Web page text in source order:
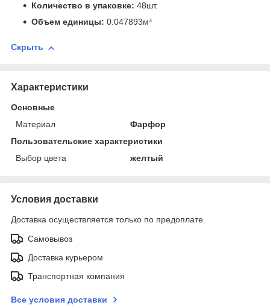
Количество в упаковке: 48шт.
Объем единицы: 0.047893м³
Скрыть
Характеристики
Основные
Материал
Фарфор
Пользовательские характеристики
Выбор цвета
желтый
Условия доставки
Доставка осуществляется только по предоплате.
Самовывоз
Доставка курьером
Транспортная компания
Все условия доставки